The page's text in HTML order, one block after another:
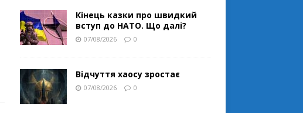
Кінець казки про швидкий
вступ до НАТО. Що далі?
07/08/2026 0
Відчуття хаосу зростає
07/08/2026 0